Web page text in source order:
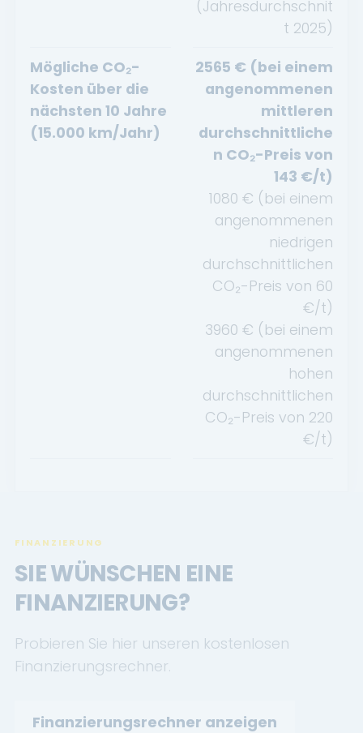
(Jahresdurchschnit
t 2025)
Mögliche CO₂-
Kosten über die
nächsten 10 Jahre
(15.000 km/Jahr)
2565 € (bei einem
angenommenen
mittleren
durchschnittliche
n CO₂-Preis von
143 €/t)
1080 € (bei einem
angenommenen
niedrigen
durchschnittlichen
CO₂-Preis von 60
€/t)
3960 € (bei einem
angenommenen
hohen
durchschnittlichen
CO₂-Preis von 220
€/t)
FINANZIERUNG
SIE WÜNSCHEN EINE
FINANZIERUNG?
Probieren Sie hier unseren kostenlosen
Finanzierungsrechner.
Finanzierungsrechner anzeigen